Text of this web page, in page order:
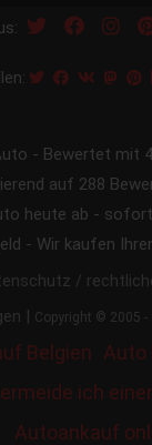
- Bewertet mit
auf 288
heute ab -
- Wir kaufen
/
| Copyright © 2005 -
Belgien
Auto
ich
Autoankauf